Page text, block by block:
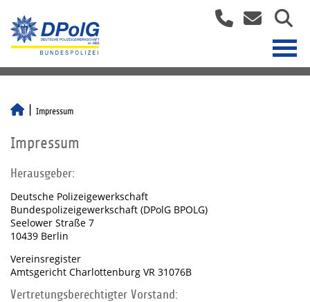
Impressum
Impressum
Herausgeber:
Deutsche Polizeigewerkschaft
Bundespolizeigewerkschaft (DPolG BPOLG)
Seelower Straße 7
10439 Berlin
Vereinsregister
Amtsgericht Charlottenburg VR 31076B
Vertretungsberechtigter Vorstand: